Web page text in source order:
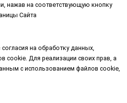
нажав на соответствующую кнопку
Сайта
на обработку данных,
Для реализации своих прав, а
с использованием файлов cookie,